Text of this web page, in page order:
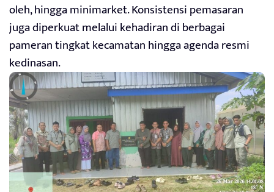
oleh, hingga minimarket. Konsistensi pemasaran
juga diperkuat melalui kehadiran di berbagai
pameran tingkat kecamatan hingga agenda resmi
kedinasan.